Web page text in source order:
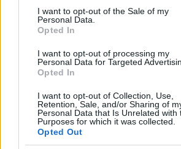
consent section.
I want to opt-out of the Sale of my
Personal Data.
Opted In
I want to opt-out of processing my
Personal Data for Targeted
Opted In
I want to opt-out of Collection, Use,
Retention, Sale, and/or Sharing of
Personal Data that Is Unrelated with
Purposes for which it was collected.
Opted Out